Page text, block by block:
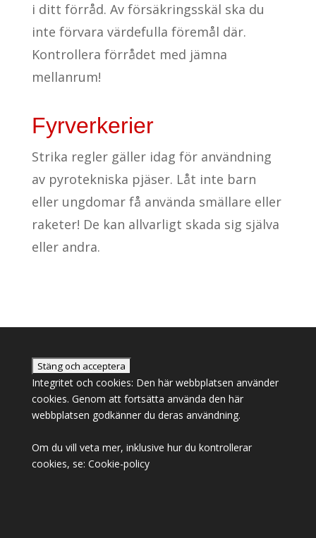
i ditt förråd. Av försäkringsskäl ska du
inte förvara värdefulla föremål där.
Kontrollera förrådet med jämna
mellanrum!
Fyrverkerier
Strika regler gäller idag för användning
av pyrotekniska pjäser. Låt inte barn
eller ungdomar få använda smällare eller
raketer! De kan allvarligt skada sig själva
eller andra.
Integritet och cookies: Den här webbplatsen använder
cookies. Genom att fortsätta använda den här
webbplatsen godkänner du deras användning.
Om du vill veta mer, inklusive hur du kontrollerar
cookies, se: Cookie-policy